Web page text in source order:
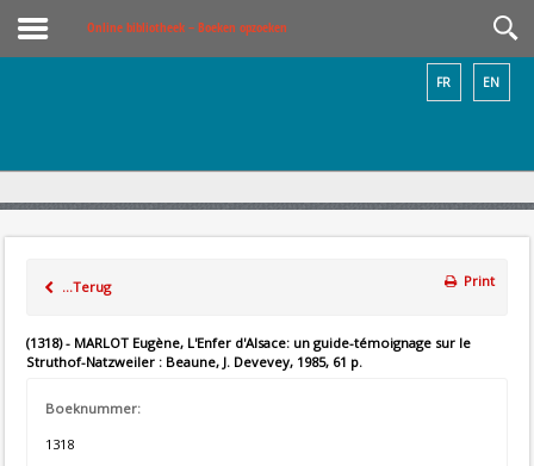
Online bibliotheek – Boeken opzoeken
EN
FR
...Terug Print
(1318) - MARLOT Eugène, L'Enfer d'Alsace: un guide-témoignage sur le
Struthof-Natzweiler : Beaune, J. Devevey, 1985, 61 p.
Boeknummer:
1318